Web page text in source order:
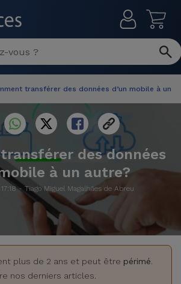
transférer des données d’un mobile à un
des données
à un autre?
- Tiago Miguel Magalhães de Abreu
plus de 2 ans et peut être périmé
nos derniers articles.